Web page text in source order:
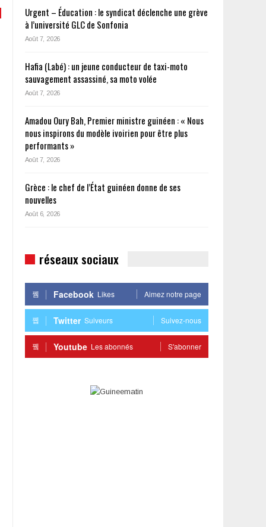
Urgent – Éducation : le syndicat déclenche une grève
à l’université GLC de Sonfonia
Août 7, 2026
Hafia (Labé) : un jeune conducteur de taxi-moto
sauvagement assassiné, sa moto volée
Août 7, 2026
Amadou Oury Bah, Premier ministre guinéen : « Nous
nous inspirons du modèle ivoirien pour être plus
performants »
Août 7, 2026
Grèce : le chef de l’État guinéen donne de ses
nouvelles
Août 6, 2026
réseaux sociaux
Facebook Likes Aimez notre page
Twitter Suiveurs Suivez-nous
Youtube Les abonnés S'abonner